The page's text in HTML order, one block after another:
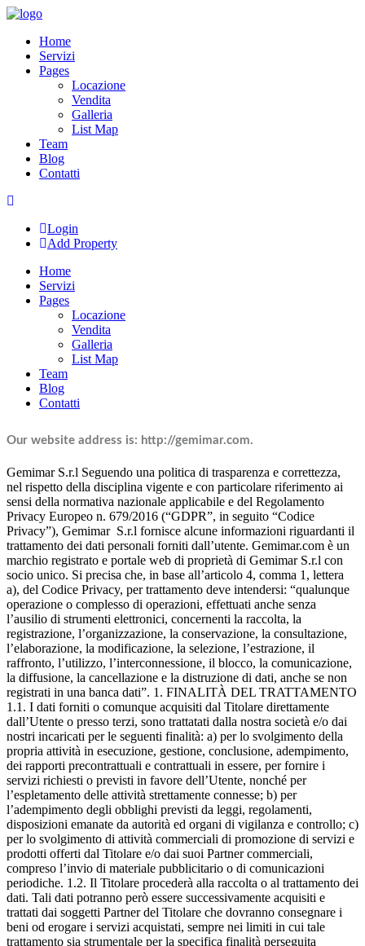
Skip
contentHome
Servizi
Pages
Locazione
Vendita
Galleria
List Map
Team
Blog
Contatti
Login
Add Property
Home
Servizi
Pages
Locazione
Vendita
Galleria
List Map
Team
Blog
Contatti
Our website address is: http://gemimar.com.
Gemimar S.r.l Seguendo una politica di trasparenza e correttezza, nel rispetto della disciplina vigente e con particolare riferimento ai sensi della normativa nazionale applicabile e del Regolamento Privacy Europeo n. 679/2016 (“GDPR”, in seguito “Codice Privacy”), Gemimar S.r.l fornisce alcune informazioni riguardanti il trattamento dei dati personali forniti dall’utente. Gemimar.com è un marchio registrato e portale web di proprietà di Gemimar S.r.l con socio unico. Si precisa che, in base all’articolo 4, comma 1, lettera a), del Codice Privacy, per trattamento deve intendersi: “qualunque operazione o complesso di operazioni, effettuati anche senza l’ausilio di strumenti elettronici, concernenti la raccolta, la registrazione, l’organizzazione, la conservazione, la consultazione, l’elaborazione, la modificazione, la selezione, l’estrazione, il raffronto, l’utilizzo, l’interconnessione, il blocco, la comunicazione, la diffusione, la cancellazione e la distruzione di dati, anche se non registrati in una banca dati”. 1. FINALITÀ DEL TRATTAMENTO 1.1. I dati forniti o comunque acquisiti dal Titolare direttamente dall’Utente o presso terzi, sono trattatati dalla nostra società e/o dai nostri incaricati per le seguenti finalità: a) per lo svolgimento della propria attività in esecuzione, gestione, conclusione, adempimento, dei rapporti precontrattuali e contrattuali in essere, per fornire i servizi richiesti o previsti in favore dell’Utente, nonché per l’espletamento delle attività strettamente connesse; b) per l’adempimento degli obblighi previsti da leggi, regolamenti, disposizioni emanate da autorità ed organi di vigilanza e controllo; c) per lo svolgimento di attività commerciali di promozione di servizi e prodotti offerti dal Titolare e/o dai suoi Partner commerciali, compreso l’invio di materiale pubblicitario o di comunicazioni periodiche. 1.2. Il Titolare procederà alla raccolta o al trattamento dei dati. Tali dati potranno però essere successivamente acquisiti e trattati dai soggetti Partner del Titolare che dovranno consegnare i beni od erogare i servizi acquistati, sempre nei limiti in cui tale trattamento sia strumentale per la specifica finalità perseguita dall’operazione o dai servizi richiesti. 1.3. I dati raccolti saranno altresì trattati dal Titolare, senza necessità di esplicito consenso conformemente alle previsioni di cui all’articolo 130, comma 4, del Codice della Privacy e al provvedimento del Garante “Semplificazioni di taluni adempimenti in ambito pubblico e privato rispetto a trattamenti per finalità amministrative e contabili” del 19/06/2008, per la comunicazione commerciale, l’offerta di prodotti o servizi, l’invio di materiale pubblicitario, il compimento di ricerche di mercato da parte del Titolare attraverso posta cartacea e posta elettronica. Ai sensi dell’articolo 7, comma 4, del Codice della Privacy, il cliente può opporsi in ogni momento “al trattamento dei dati personali che la riguardano ai fini di invio di materiale pubblicitario o di vendita diretta o per il compimento di ricerche di mercato o di comunicazione commerciale”. 2. MODALITÀ DI TRATTAMENTO DEI DATI Il trattamento in oggetto è svolto secondo le modalità previste dal Codice Privacy, anche a mezzo di strumenti informatici e automatizzati, in via non esaustiva attraverso operazioni di raccolta, registrazione, organizzazione, conservazione, elaborazione, selezione, raffronto, utilizzo, interconnessione, consultazione, comunicazione, cancellazione, distruzione, blocco dei dati, secondo principi di tutela della sicurezza/protezione, accessibilità, confidenzialità, integrità. Gli stessi dati sono trattati e detenuti nei termini di quanto obbligatoriamente previsto dalla legge, nei limiti e per le modalità dalla stessa specificate. Il trattamento è svolto direttamente dall’organizzazione del Titolare e dai soggetti esterni a tale organizzazione, facenti parte del network dei propri Partner commerciali, delegati in qualità di incaricati/responsabili della stessa società e/o soggetti strettamente connessi al funzionamento della stessa e/o all’espletamento delle attività contrattualmente previste e da Lei richieste (oltre a quanto precisato al punto 4). I dati non sono soggetti a diffusione. 3. CONFERIMENTO DEI DATI Il conferimento dei dati personali è necessario per la conclusione, gestione del contratto e per la migliore esecuzione delle prestazioni contrattuali previste, nonché per l’espletamento delle attività strettamente connesse all’adempimento di tali prestazioni. Il conferimento dei dati può essere obbligatorio in base a legge, regolamento, normativa comunitaria. L’eventuale rifiuto del consenso espresso al trattamento dei dati comporta l’impossibilità di concludere o dare esecuzione al contratto e/o di eseguire le prestazioni richieste, o contrattualmente previste. Il conferimento dei dati personali a fini di informazione e promozione commerciale dei servizi e delle offerte promosse dal Titolare è facoltativo e non comporta conseguenze in ordine al rapporto contrattuale. 4. AMBITO DI COMUNICAZIONE E DIFFUSIONE DEI DATI 4.1. I dati forniti potranno essere comunicati in forza delle finalità descritte al punto 1.1 a) e per essere sottoposti a trattamenti aventi le medesime finalità, ai seguenti soggetti: a) Collaboratori del Titolare; b) Soggetti esterni all’organizzazione del Titolare che svolgono attività connesse e strumentali e finalizzate alla gestione del rapporto contrattuale, ivi inclusi, personale di fiducia, legali, periti, società di consulenza aziendale, consulenti, studi professionali, enti di gestione di dati e servizi, società di recupero crediti, enti ed organismi che effettuano attività di gestione elettronica dei dati e di mezzi di pagamento, società che svolgono attività di stampa, trasmissione, imbustamento, trasporto e smistamento delle comunicazioni alla clientela, servizi di archiviazione della documentazione e società specializzate in servizi di data entry, fornitura di servizi informatici, servizi di gestione amministrativa e contabile, mediante soggetti incaricati dal Titolare. I dati potranno poi essere comunicati per le finalità di cui al punto 1.1 c) a collaboratori nonché incaricati del Titolare. 4.2. I dati personali non saranno diffusi, messi a disposizione o dati in consultazione in alcuna forma a soggetti diversi da quelli indicati al precedente punto 4.1 o a soggetti indeterminati. 5. DIRITTI DELL’INTERESSATO IN RELAZIONE AL TRATTAMENTO DEI DATI PERSONALI 5.1.L’ interessato, ha i diritti di cui all’art . 7 Codice della Privacy e art. 15 (diritto di accesso) del Regolamento europeo EU 2016/679 ovvero i diritti di: I. ottenere la conferma dell’esistenza o meno di dati personali che lo riguardano, anche se non ancora registrati, e la loro comunicazione in forma intelligibile. II. ottenere I’indicazione: a) dell’origine dei dati personali; b) delle finalità e modalità del trattamento; c) della logica applicata in caso di trattamento effettuato con l’ausilio di strumenti elettronici; d) degli estremi identificativi del titolare, dei responsabili e del rappresentante designato ai sensi dell’art. 5, comma 2 Codice Privacy e art. 3, comma 1,GDPR; e) dei soggetti o delle categorie di soggetti ai quali i dati personali possono essere comunicati o che possono venirne a conoscenza in qualità di rappresentante designate nel territorio dello Stato, di responsabili o incaricati. III. ottenere : a) l’aggiornamento, la rettificazione ovvero, quando vi ha interesse, l’integrazione dei dati; b) la cancellazione, la trasformazione in forma anonima o il blocco dei dati trattati in violazione di legge, compresi quelli di cui non è necessaria la conservazione in relazione agli scopi per i quali i dati sono stati raccolti o successivamente trattati; c) l’attestazione che le operazioni di cui alle lettere a) e b) sono state portate a conoscenza, anche per quanto riguarda il loro contenuto, di coloro ai quaIi i dati sono stati comunicati o diffusi, eccettuato il caso in cui tale adempimento si rivela impossibile o comporta un impiego di mezzi manifestamente sproporzionato rispetto al diritto tutelato. IV. opporsi, in tutto o in parte: a) per motivi legittimi al trattamento dei dati personali che lo riguardano, ancorché pertinenti allo scopo della raccolta; b) al trattamento di dati personali che lo riguardano a fini di invio di materiale pubblicitario o di vendita diretta o per il compimento di ricerche di mercato o di comunicazioni commerciali; V. il diritto di proporre reclamo all’Autorita di controllo per qualunque questione attinente ii suddetto trattamento dei dati. Ai sensi degli artt. da 16 a 22 del Regolamento europeo EU 2016/679 L’interessato potrà esercitare: VI. il diritto di rettifica (art. 16), VII. il diritto all’oblio (cancellazione art. 17), VIII. il diritto di limitazione del Trattamento (art. 18), IX. il diritto ad ottenere dal Titolare la notifica ai destinatari cui sono stati trasmessi i dati delle eventuali rettifiche o cancellazioni o limitazioni del trattamento (art. 19), X. il diritto alla portabilita (art. 20), XI. il diritto di opposizione (art. 21), XII. il diritto di rifiutare il processo automatizzato (art. 22). In tal modo Le viene consentito di accedere ai propri dati per: Verificarne la veridicità; Modificarli nel caso divengano inesatti; lntegrarli anche con dichiarazione integrativa; Richiederne la cancellazione; Limitarne il trattamento; Opporsi al trattamento. L’interessato potrà revocare in qualsiasi momento il consenso espresso in relazione alle distinte finalità sopra indicate, salvo l’impossibilità di prosecuzione dei rapporti commerciali come indicato e fermo restando il trattamento dei dati precedentemente acquisiti per l’adempimento degli obblighi fiscali e tributari dipendenti dai contratti conclusi. CANCELLAZIONE DEI DATI II Titolare in osservanza al corrispondente diritto di accesso all’interessato, ha predisposto procedure per le quali gli interessati possano richie